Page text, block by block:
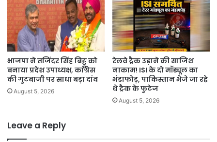
भाजपा ने तजिंदर सिंह बिट्टू को
बनाया प्रदेश उपाध्यक्ष, कांग्रेस
की गुटबाजी पर साधा बड़ा दांव
August 5, 2026
रेलवे ट्रैक उड़ाने की साजिश
नाकाम! ISI के दो मॉड्यूल का
भंडाफोड़, पाकिस्तान भेजे जा रहे
थे ट्रैक के फुटेज
August 5, 2026
Leave a Reply